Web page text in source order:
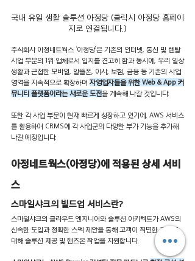
국내 유일 생활 솔루션 아정당 (클릭시 아정당 홈페이
지로 연결됩니다.)
주식회사 아정네트웍스 ‘아정당’은 기존의 인터넷, 통신 및 렌탈
사업 부문의 1위 업체로서 입지를 견고히 함과 동시에, 우리 일상
생활과 근접한 모바일, 알뜰폰, 이사, 보험, 금융 등 기존의 사업
영역을 지속적으로 확장하며 자영업자들을 위한 Web & App 커
뮤니티 플랫폼이라는 새로운 도전을 계속해 나갈 것입니다.
또한 각 사업 부문이 현재 빠르게 성장하고 있기에, AWS 서비스
를 활용하여 CRMS에 각 사업군의 다양한 부가 기능을 추가해
나갈 예정입니다.
아정네트웍스(아정당)에 적용된 상세 서비
스
스마일샤크의 빌드업 서비스란?
스마일샤크의 클라우드 엔지니어와 솔루션 아키텍트가 AWS의
신속한 도입과 정확한 스펙 제안을 통해 고객이 직면한 과제에
대해 솔루션 제공 및 핸즈온 작업을 지원합니다.